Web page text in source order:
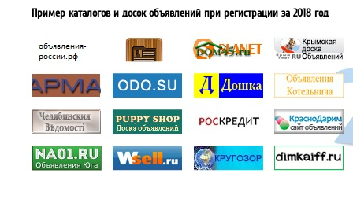
Пример каталогов и досок объявлений при регистрации за 2018 год